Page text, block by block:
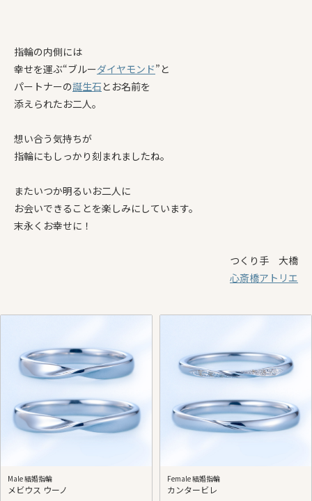
指輪の内側には
幸せを運ぶ“ブルーダイヤモンド”と
パートナーの誕生石とお名前を
添えられたお二人。
想い合う気持ちが
指輪にもしっかり刻まれましたね。
またいつか明るいお二人に
お会いできることを楽しみにしています。
末永くお幸せに！
つくり手 大橋
心斎橋アトリエ
Male 結婚指輪
メビウス ウーノ
Female 結婚指輪
カンタービレ